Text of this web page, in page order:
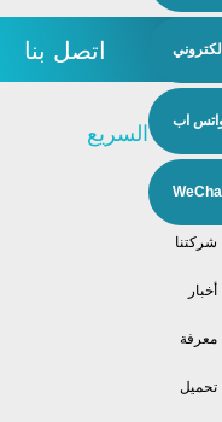
اتصل بنا
الإنتقال السريع
منتجات
شركتنا
أخبار
معرفة
تحميل
اب